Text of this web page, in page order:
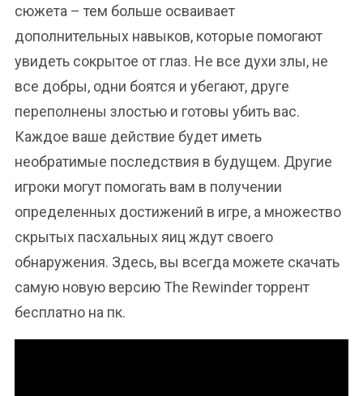
сюжета – тем больше осваивает
дополнительных навыков, которые помогают
увидеть сокрытое от глаз. Не все духи злы, не
все добры, одни боятся и убегают, друге
переполнены злостью и готовы убить вас.
Каждое ваше действие будет иметь
необратимые последствия в будущем. Другие
игроки могут помогать вам в получении
определенных достижений в игре, а множество
скрытых пасхальных яиц ждут своего
обнаружения. Здесь, вы всегда можете скачать
самую новую версию The Rewinder торрент
бесплатно на пк.